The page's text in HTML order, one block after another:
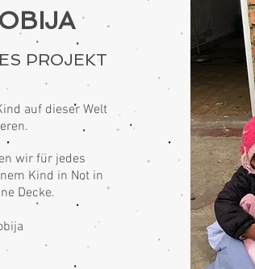
auf dieser Welt
wir für jedes
Kind in Not in
Decke.
PROJEKT